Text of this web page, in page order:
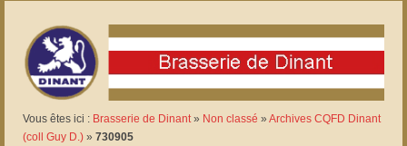
Vous êtes ici : Brasserie de Dinant» Non classé » Archives CQFD Dinant
(coll Guy D.) » 730905